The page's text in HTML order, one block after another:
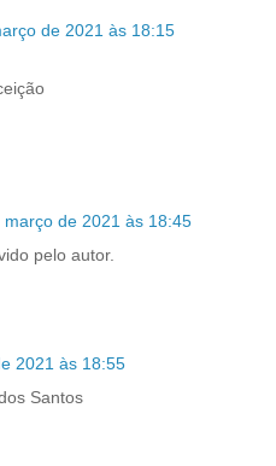
de 2021 às 18:15
março de 2021 às 18:45
pelo autor.
2021 às 18:55
Santos